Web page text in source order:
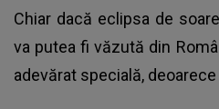
Chiar dacă eclipsa de
va putea fi văzută din
adevărat specială,